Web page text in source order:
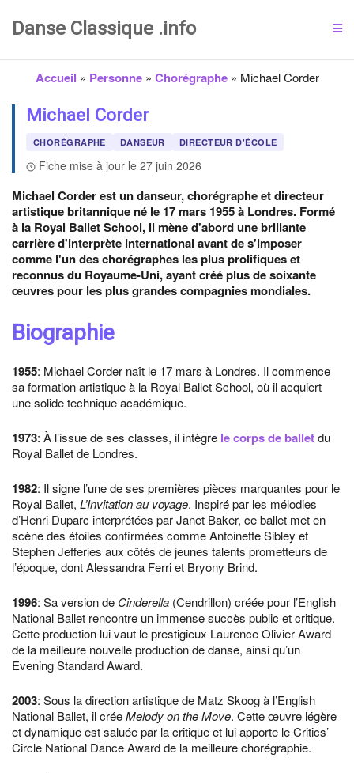
Danse Classique .info
Accueil » Personne» Chorégraphe» Michael Corder
Michael Corder
CHORÉGRAPHE DANSEUR DIRECTEUR D'ÉCOLE
Fiche mise à jour le 27 juin 2026
Michael Corder est un danseur, chorégraphe et directeur
artistique britannique né le 17 mars 1955 à Londres. Formé
à la Royal Ballet School, il mène d'abord une brillante
carrière d'interprète international avant de s'imposer
comme l'un des chorégraphes les plus prolifiques et
reconnus du Royaume-Uni, ayant créé plus de soixante
œuvres pour les plus grandes compagnies mondiales.
Biographie
1955: Michael Corder naît le 17 mars à Londres. Il commence
sa formation artistique à la Royal Ballet School, où il acquiert
une solide technique académique.
1973: À l’issue de ses classes, il intègre le corps de balletdu
Royal Ballet de Londres.
1982: Il signe l’une de ses premières pièces marquantes pour le
Royal Ballet, L’Invitation au voyage. Inspiré par les mélodies
d’Henri Duparc interprétées par Janet Baker, ce ballet met en
scène des étoiles confirmées comme Antoinette Sibley et
Stephen Jefferies aux côtés de jeunes talents prometteurs de
l’époque, dont Alessandra Ferri et Bryony Brind.
1996: Sa version de Cinderella (Cendrillon) créée pour l’English
National Ballet rencontre un immense succès public et critique.
Cette production lui vaut le prestigieux Laurence Olivier Award
de la meilleure nouvelle production de danse, ainsi qu’un
Evening Standard Award.
2003: Sous la direction artistique de Matz Skoog à l’English
National Ballet, il créeMelody on the Move. Cette œuvre légère
et dynamique est saluée par la critique et lui apporte le Critics’
Circle National Dance Award de la meilleure chorégraphie.